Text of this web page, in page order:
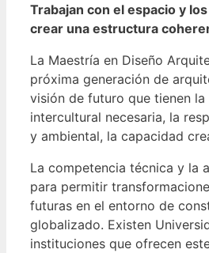
Trabajan con el espacio y
crear una estructura
La Maestría en Diseño
próxima generación de
visión de futuro que tienen la
intercultural necesaria, la
y ambiental, la capacidad
La competencia técnica y la
para permitir
futuras en el entorno de
globalizado. Existen
instituciones que ofrecen